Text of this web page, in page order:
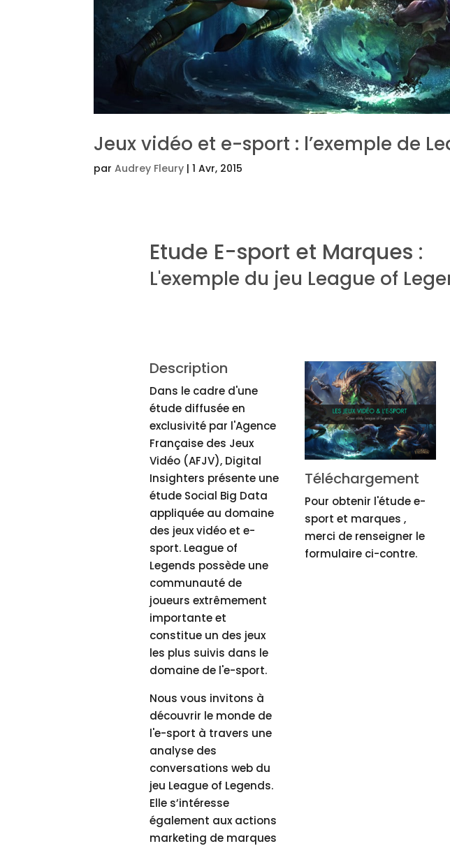
Jeux vidéo et e-sport : l’exemple de
parAudrey Fleury |1 Avr, 2015
Etude E-sport et Marques :
L'exemple du jeu League of
Description
Dans le cadre d'une
étude diffusée en
exclusivité par l'Agence
Française des Jeux
Vidéo (AFJV), Digital
Insighters présente une
étude Social Big Data
appliquée au domaine
des jeux vidéo et e-
sport. League of
Legends possède une
communauté de
joueurs extrêmement
importante et
constitue un des jeux
les plus suivis dans le
domaine de l'e-sport.
Nous vous invitons à
découvrir le monde de
l'e-sport à travers une
analyse des
conversations web du
jeu League of Legends.
Elle s’intéresse
également aux actions
marketing de marques
Téléchargement
Pour obtenir l'étude e-
sport et marques ,
merci de renseigner le
formulaire ci-contre.